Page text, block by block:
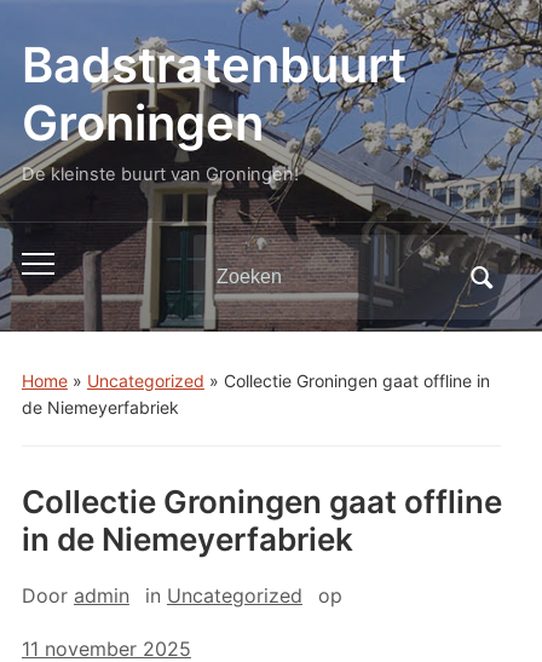
Badstratenbuurt
Groningen
De kleinste buurt van Groningen!
Toggle
mobiel
menu
Zoeken
naar:
Home» Uncategorized » Collectie Groningen gaat offline in
de Niemeyerfabriek
Collectie Groningen gaat offline
in de Niemeyerfabriek
Door admin in Uncategorized op
11 november 2025